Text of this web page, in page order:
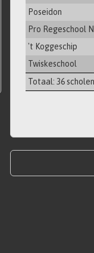
Poseidon
Pro Regeschool
't Koggeschip
Twiskeschool
Totaal: 36